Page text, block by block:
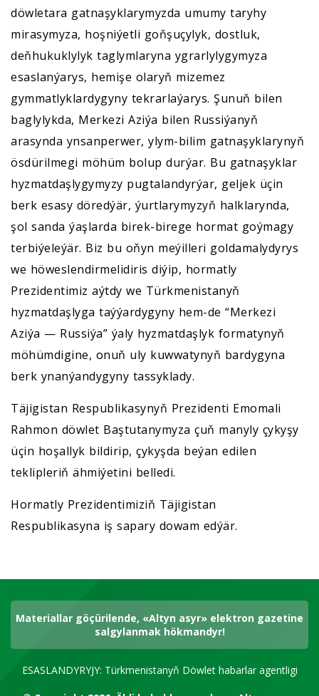
döwletara gatnaşyklarymyzda umumy taryhy
mirasymyza, hoşniýetli goňşuçylyk, dostluk,
deňhukuklylyk taglymlaryna ygrarlylygymyza
esaslanýarys, hemişe olaryň mizemez
gymmatlyklardygyny tekrarlaýarys. Şunuň bilen
baglylykda, Merkezi Aziýa bilen Russiýanyň
arasynda ynsanperwer, ylym-bilim gatnaşyklarynyň
ösdürilmegi möhüm bolup durýar. Bu gatnaşyklar
hyzmatdaşlygymyzy pugtalandyrýar, geljek üçin
berk esasy döredýär, ýurtlarymyzyň halklarynda,
şol sanda ýaşlarda birek-birege hormat goýmagy
terbiýeleýär. Biz bu oňyn meýilleri goldamalydyrys
we höweslendirmelidiris diýip, hormatly
Prezidentimiz aýtdy we Türkmenistanyň
hyzmatdaşlyga taýýardygyny hem-de “Merkezi
Aziýa — Russiýa” ýaly hyzmatdaşlyk formatynyň
möhümdigine, onuň uly kuwwatynyň bardygyna
berk ynanýandygyny tassyklady.
Täjigistan Respublikasynyň Prezidenti Emomali
Rahmon döwlet Baştutanymyza çuň manyly çykyşy
üçin hoşallyk bildirip, çykyşda beýan edilen
teklipleriň ähmiýetini belledi.
Hormatly Prezidentimiziň Täjigistan
Respublikasyna iş sapary dowam edýär.
Materiallar göçürilende, «Altyn asyr» elektron gazetine
salgylanmak hökmandyr!
ESASLANDYRYJY: Türkmenistanyň Döwlet habarlar agentligi